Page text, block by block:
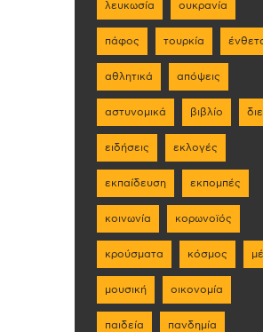
λευκωσία ουκρανία
πάφος τουρκία
αθλητικά απόψεις
αστυνομικά βιβλίο
ειδήσεις εκλογές
εκπαίδευση εκπομπές
κοινωνία κορωνοϊός
κρούσματα κόσμος
μουσική οικονομία
παιδεία πανδημία